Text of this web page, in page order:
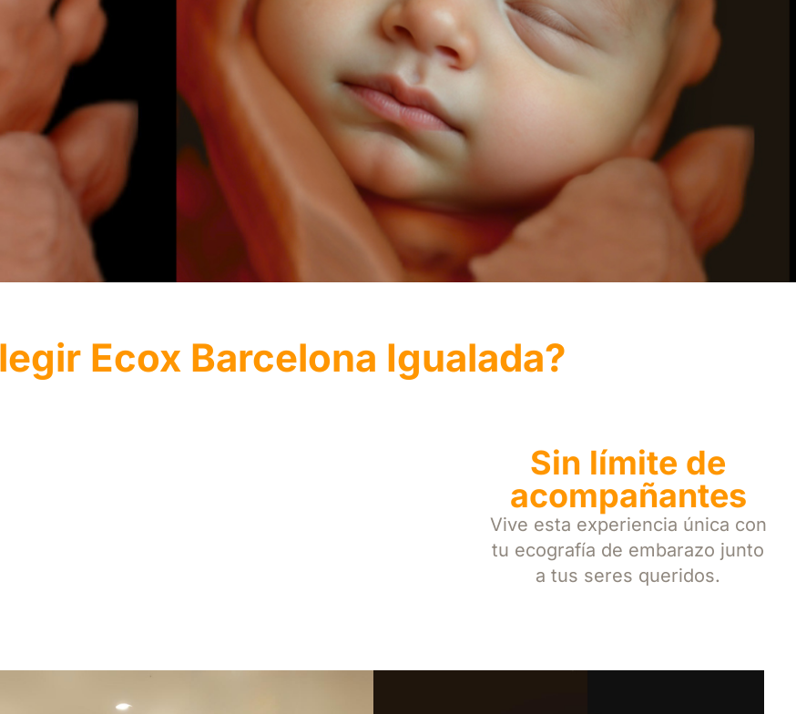
Ecox Barcelona Igualada?
Sin límite de
acompañantes
Vive esta experiencia única con
tu ecografía de embarazo junto
a tus seres queridos.